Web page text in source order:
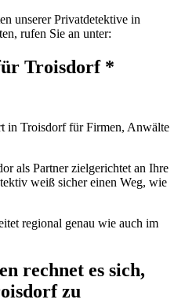
unserer Privatdetektive in
rufen Sie an unter:
Troisdorf *
in Troisdorf für Firmen, Anwälte
als Partner zielgerichtet an Ihre
weiß sicher einen Weg, wie
regional genau wie auch im
rechnet es sich,
zu